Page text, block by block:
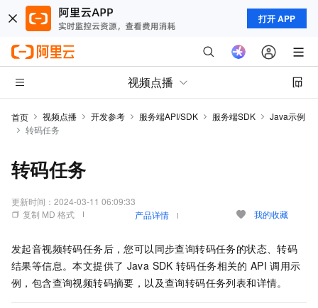
打开 APP
视频点播
首页 视频点播 开发参考 服务端API/SDK 服务端SDK
Java示例
转码任务
转码任务
更新时间： 2024-03-11 06:09:33
复制 MD 格式
产品详情 我的收藏
发起音视频转码任务后，您可以同步查询转码任务的状态、转码
结果等信息。本文提供了 Java SDK 转码任务相关的 API 调用示
例，包含查询视频转码摘要，以及查询转码任务列表和详情。